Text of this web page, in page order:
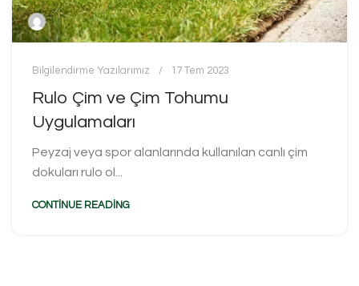
Bilgilendirme Yazılarımız 17 Tem 2023
Rulo Çim ve Çim Tohumu
Uygulamaları
Peyzaj veya spor alanlarında kullanılan canlı çim
dokuları rulo ol...
CONTINUE READING